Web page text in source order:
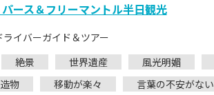
ース＆フリーマントル半日観光
イバーガイド＆ツアー
絶景 世界遺産 風光明媚
物
移動が楽々 言葉の不安がない